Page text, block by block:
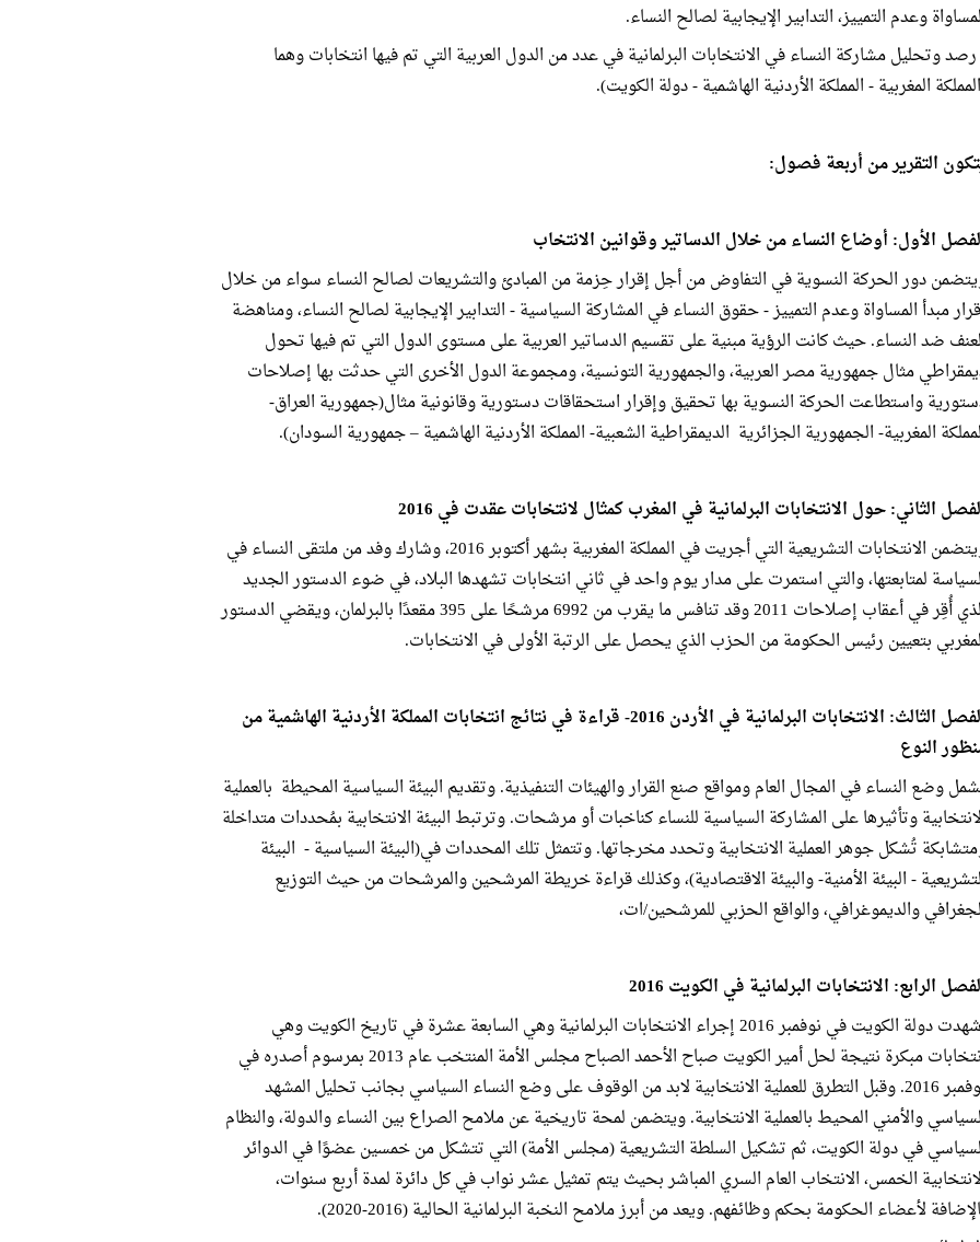
وعدم التمييز، التدابير الإيجابية لصالح النساء.
وتحليل مشاركة النساء في الانتخابات البرلمانية في عدد من الدول العربية التي تم فيها انتخابات وهما
المغربية - المملكة الأردنية الهاشمية - دولة الكويت).
التقرير من أربعة فصول:
الأول: أوضاع النساء من خلال الدساتير وقوانين الانتخاب
دور الحركة النسوية في التفاوض من أجل إقرار حِزمة من المبادئ والتشريعات لصالح النساء سواء من خلال
مبدأ المساواة وعدم التمييز - حقوق النساء في المشاركة السياسية - التدابير الإيجابية لصالح النساء، ومناهضة
ضد النساء. حيث كانت الرؤية مبنية على تقسيم الدساتير العربية على مستوى الدول التي تم فيها تحول
مثال جمهورية مصر العربية، والجمهورية التونسية، ومجموعة الدول الأخرى التي حدثت بها إصلاحات
واستطاعت الحركة النسوية بها تحقيق وإقرار استحقاقات دستورية وقانونية مثال(جمهورية العراق-
المغربية- الجمهورية الجزائرية الديمقراطية الشعبية- المملكة الأردنية الهاشمية – جمهورية السودان).
الثاني: حول الانتخابات البرلمانية في المغرب كمثال لانتخابات عقدت في 2016
ويتضمن الانتخابات التشريعية التي أجريت في المملكة المغربية بشهر أكتوبر 2016، وشارك وفد من ملتقى النساء في
لمتابعتها، والتي استمرت على مدار يوم واحد في ثاني انتخابات تشهدها البلاد، في ضوء الدستور الجديد
الذي أُقِر في أعقاب إصلاحات 2011 وقد تنافس ما يقرب من 6992 مرشحًا على 395 مقعدًا بالبرلمان، ويقضي الدستور
بتعيين رئيس الحكومة من الحزب الذي يحصل على الرتبة الأولى في الانتخابات.
الفصل الثالث: الانتخابات البرلمانية في الأردن 2016- قراءة في نتائج انتخابات المملكة الأردنية الهاشمية من
النوع
وضع النساء في المجال العام ومواقع صنع القرار والهيئات التنفيذية. وتقديم البيئة السياسية المحيطة بالعملية
وتأثيرها على المشاركة السياسية للنساء كناخبات أو مرشحات. وترتبط البيئة الانتخابية بمُحددات متداخلة
تُشكل جوهر العملية الانتخابية وتحدد مخرجاتها. وتتمثل تلك المحددات في(البيئة السياسية - البيئة
- البيئة الأمنية- والبيئة الاقتصادية)، وكذلك قراءة خريطة المرشحين والمرشحات من حيث التوزيع
والديموغرافي، والواقع الحزبي للمرشحين/ات،
الرابع: الانتخابات البرلمانية في الكويت 2016
شهدت دولة الكويت في نوفمبر 2016 إجراء الانتخابات البرلمانية وهي السابعة عشرة في تاريخ الكويت وهي
انتخابات مبكرة نتيجة لحل أمير الكويت صباح الأحمد الصباح مجلس الأمة المنتخب عام 2013 بمرسوم أصدره في
نوفمبر 2016. وقبل التطرق للعملية الانتخابية لابد من الوقوف على وضع النساء السياسي بجانب تحليل المشهد
والأمني المحيط بالعملية الانتخابية. ويتضمن لمحة تاريخية عن ملامح الصراع بين النساء والدولة، والنظام
في دولة الكويت، ثم تشكيل السلطة التشريعية (مجلس الأمة) التي تتشكل من خمسين عضوًا في الدوائر
الخمس، الانتخاب العام السري المباشر بحيث يتم تمثيل عشر نواب في كل دائرة لمدة أربع سنوات،
لأعضاء الحكومة بحكم وظائفهم. ويعد من أبرز ملامح النخبة البرلمانية الحالية (2016-2020).